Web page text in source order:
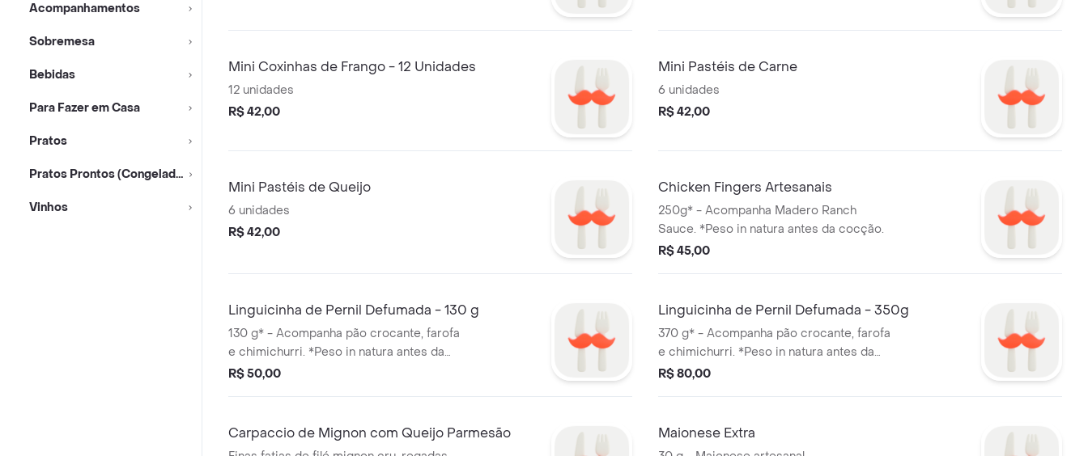
Acompanhamentos
Sobremesa
Bebidas
Para Fazer em Casa
Pratos
Pratos Prontos (Congelados)
Vinhos
Mini Coxinhas de Frango - 12 Unidades
12 unidades
R$ 42,00
Mini Pastéis de Carne
6 unidades
R$ 42,00
Mini Pastéis de Queijo
6 unidades
R$ 42,00
Chicken Fingers Artesanais
250g* - Acompanha Madero Ranch
Sauce. *Peso in natura antes da cocção.
R$ 45,00
Linguicinha de Pernil Defumada - 130 g
130 g* - Acompanha pão crocante, farofa
e chimichurri. *Peso in natura antes da
cocção.
R$ 50,00
Linguicinha de Pernil Defumada - 350g
370 g* - Acompanha pão crocante, farofa
e chimichurri. *Peso in natura antes da
cocção.
R$ 80,00
Carpaccio de Mignon com Queijo Parmesão Maionese Extra